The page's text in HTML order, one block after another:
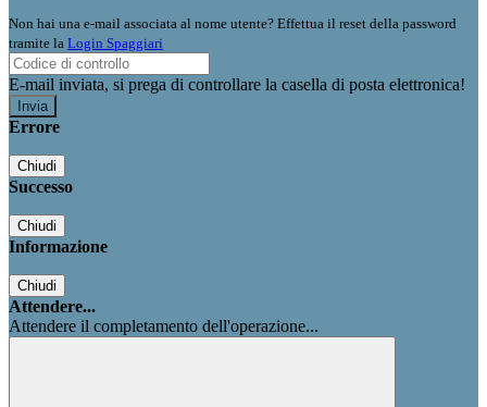
Non hai una e-mail associata al nome utente? Effettua il reset della password
tramite la Login Spaggiari
E-mail inviata, si prega di controllare la casella di posta elettronica!
Errore
Chiudi
Successo
Chiudi
Informazione
Chiudi
Attendere...
Attendere il completamento dell'operazione...